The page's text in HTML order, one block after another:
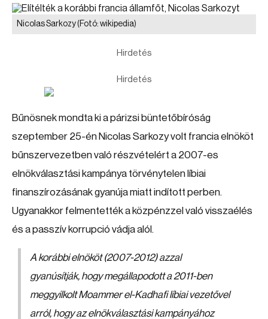
Nicolas Sarkozy(Fotó: wikipedia)
Hirdetés
Hirdetés
Bűnösnek mondta ki a párizsi büntetőbíróság
szeptember 25-én Nicolas Sarkozy volt francia elnököt
bűnszervezetben való részvételért a 2007-es
elnökválasztási kampánya törvénytelen líbiai
finanszírozásának gyanúja miatt indított perben.
Ugyanakkor felmentették a közpénzzel való visszaélés
és a passzív korrupció vádja alól.
A korábbi elnököt (2007-2012) azzal
gyanúsítják, hogy megállapodott a 2011-ben
meggyilkolt Moammer el-Kadhafi líbiai vezetővel
arról, hogy az elnökválasztási kampányához